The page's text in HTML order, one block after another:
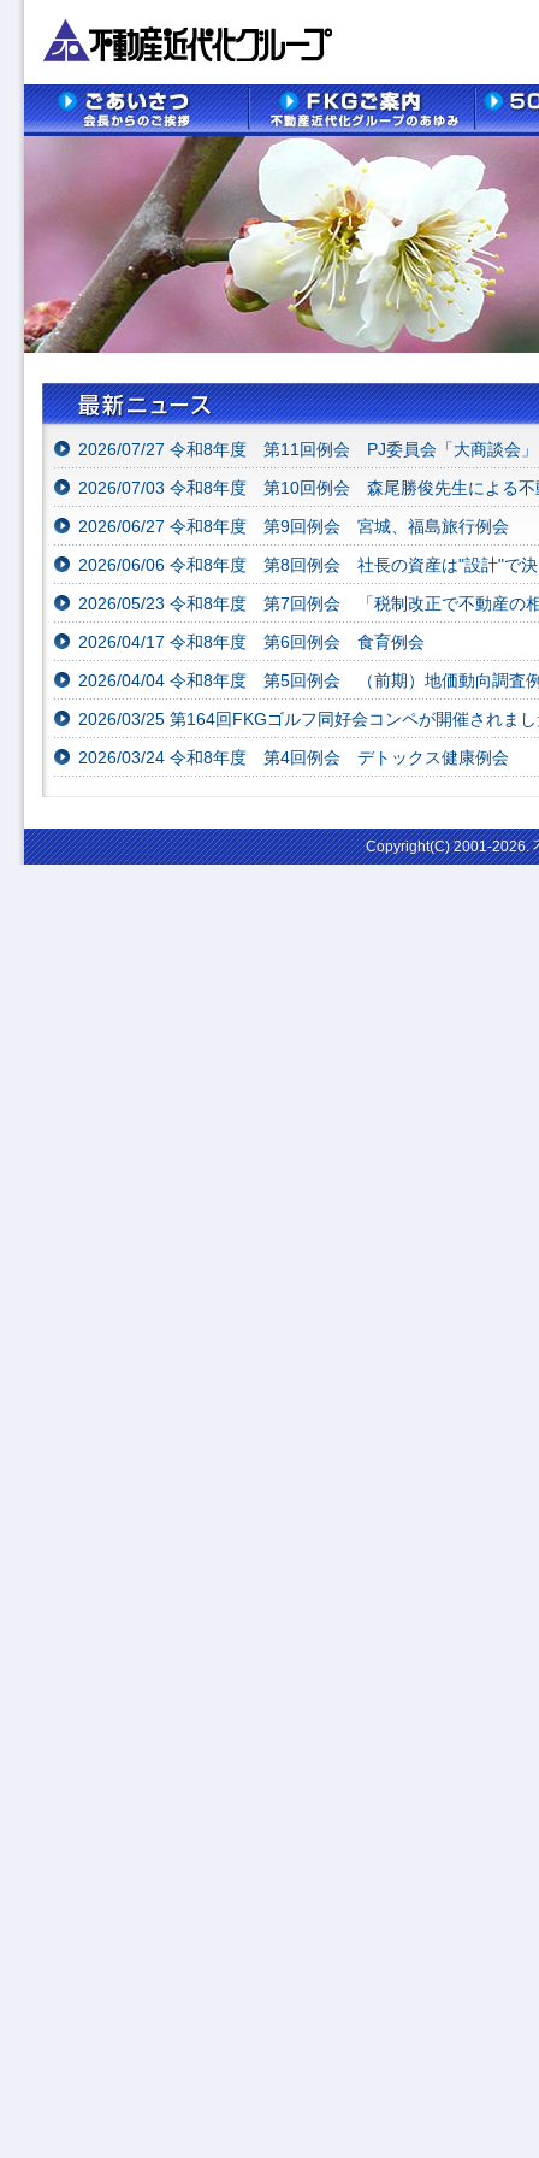
2026/07/27 令和8年度 第11回例会 PJ委員会「大商談会」
2026/07/03 令和8年度 第10回例会 森尾勝俊先生による不
2026/06/27 令和8年度 第9回例会 宮城、福島旅行例会
2026/06/06 令和8年度 第8回例会 社長の資産は"設計"で決
2026/05/23 令和8年度 第7回例会 「税制改正で不動産の
2026/04/17 令和8年度 第6回例会 食育例会
2026/04/04 令和8年度 第5回例会 （前期）地価動向調査
2026/03/25 第164回FKGゴルフ同好会コンペが開催されま
2026/03/24 令和8年度 第4回例会 デトックス健康例会
Copyright(C) 2001-2026.